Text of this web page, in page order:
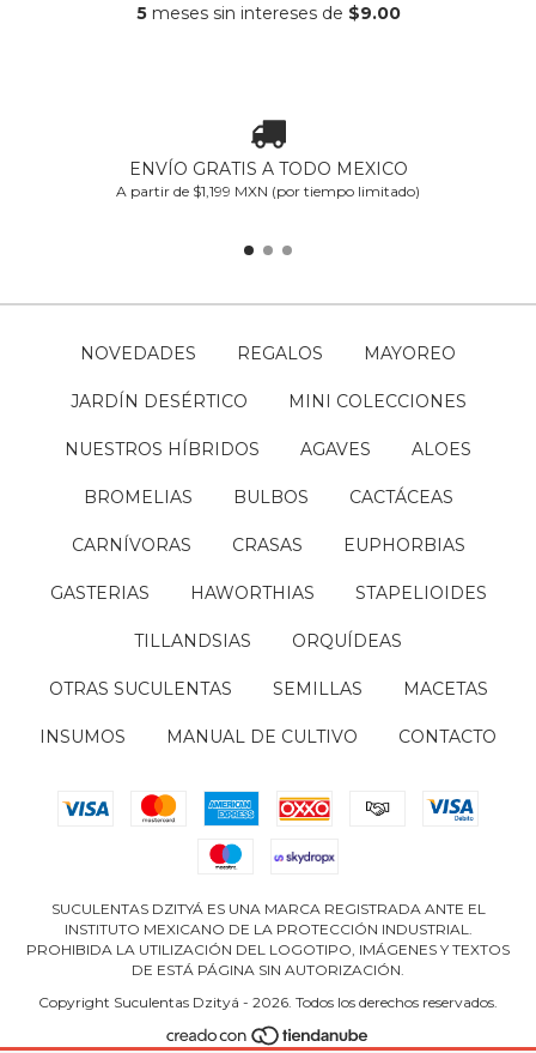
5meses sin intereses de $9.00
ENVÍO GRATIS A TODO MEXICO
A partir de $1,199 MXN (por tiempo limitado)
NOVEDADES REGALOS MAYOREO
JARDÍN DESÉRTICO MINI COLECCIONES
NUESTROS HÍBRIDOS AGAVES ALOES
BROMELIAS BULBOS CACTÁCEAS
CARNÍVORAS CRASAS EUPHORBIAS
GASTERIAS HAWORTHIAS STAPELIOIDES
TILLANDSIAS ORQUÍDEAS
OTRAS SUCULENTAS SEMILLAS MACETAS
INSUMOS MANUAL DE CULTIVO CONTACTO
SUCULENTAS DZITYÁ ES UNA MARCA REGISTRADA ANTE EL
INSTITUTO MEXICANO DE LA PROTECCIÓN INDUSTRIAL.
PROHIBIDA LA UTILIZACIÓN DEL LOGOTIPO, IMÁGENES Y TEXTOS
DE ESTÁ PÁGINA SIN AUTORIZACIÓN.
Copyright Suculentas Dzityá - 2026. Todos los derechos reservados.